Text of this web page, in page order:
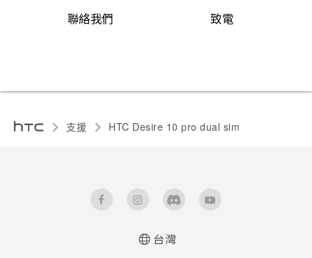
聯絡我們 致電
支援 HTC Desire 10 pro dual sim‎
台灣